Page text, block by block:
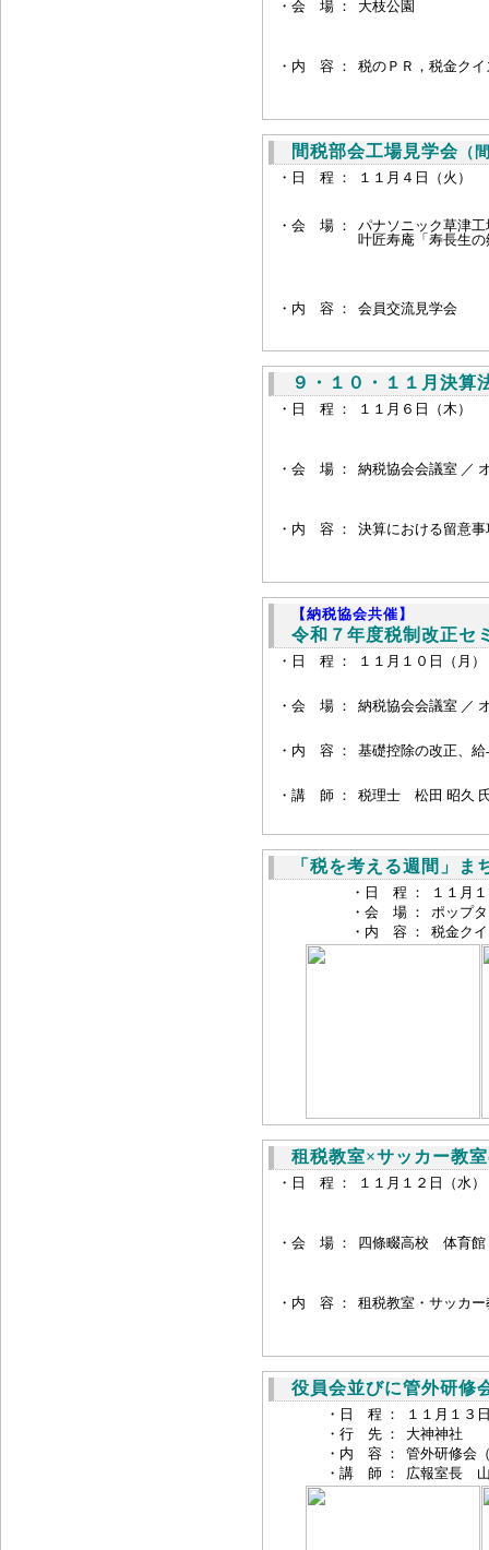
・ 会 場 ： 大枝公園
・内 容 ： 税のＰＲ，税金クイ
間税部会工場見学会（
・日 程 ：
１１月４日（火）
・会 場 ：
パナソニック草津工
叶匠寿庵「寿長生
・内 容 ： 会員交流見学会
９・１０・１１月決算
・日 程 ： １１月６日（木）
・会 場 ： 納税協会会議室 ／
・内 容 ： 決算における留意
【納税協会共催】
令和７年度税制改正セ
・日 程 ： １１月１０日（月
・会 場 ： 納税協会会議室 ／
・ 内 容 ： 基礎控除の改正、
・ 講 師 ： 税理士 松田 昭久
「税を考える週間」ま
・日 程 ：
１１月
・会 場 ：
ポップ
・内 容 ：
税金ク
租税教室×サッカー教
・日 程 ： １１月１２日（水）
・会 場 ： 四條畷高校 体育館
・ 内 容 ： 租税教室・サッカー
役員会並びに管外研修
・日 程 ：
１１月１３
・行 先 ：
大神神社
・内 容 ：
管外研修会
・講 師 ：
広報室長